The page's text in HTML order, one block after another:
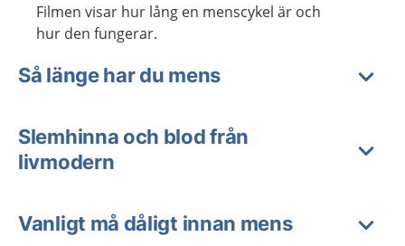
Filmen visar hur lång en menscykel är och
hur den fungerar.
Så länge har du mens
Slemhinna och blod från
livmodern
Vanligt må dåligt innan mens